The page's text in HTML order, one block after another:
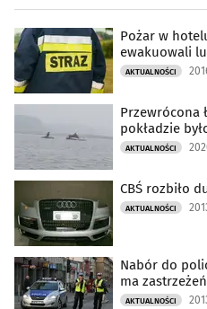
Pożar w
ewakuowali
AKTUALNOŚCI
Przewrócona
pokładzie
AKTUALNOŚCI
CBŚ rozbiło
AKTUALNOŚCI
Nabór do
ma zastrzeżeń
AKTUALNOŚCI